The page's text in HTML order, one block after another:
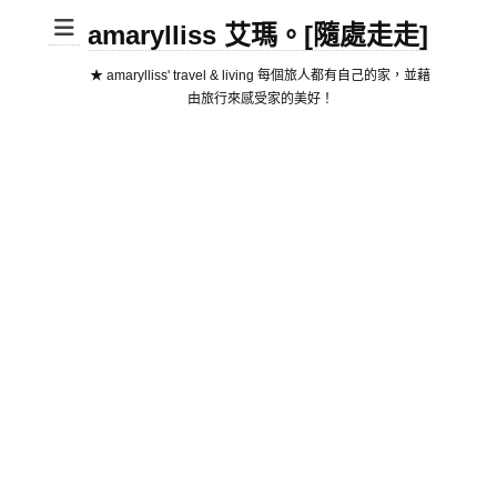
amarylliss 艾瑪。[隨處走走]
★ amarylliss' travel & living 每個旅人都有自己的家，並藉
由旅行來感受家的美好！